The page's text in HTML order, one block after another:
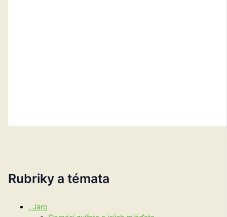
Rubriky a témata
. Jaro